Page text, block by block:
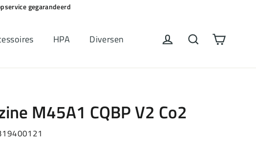
gegarandeerd
HPA Diversen Inloggen Zoeken
M45A1 CQBP V2 Co2